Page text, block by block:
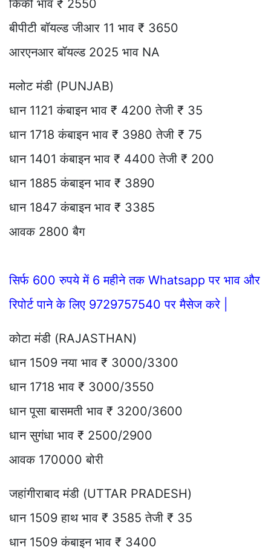
किंकी भाव ₹ 2550
बीपीटी बॉयल्ड जीआर 11 भाव ₹ 3650
आरएनआर बॉयल्ड 2025 भाव NA
मलोट मंडी (PUNJAB)
धान 1121 कंबाइन भाव ₹ 4200 तेजी ₹ 35
धान 1718 कंबाइन भाव ₹ 3980 तेजी ₹ 75
धान 1401 कंबाइन भाव ₹ 4400 तेजी ₹ 200
धान 1885 कंबाइन भाव ₹ 3890
धान 1847 कंबाइन भाव ₹ 3385
आवक 2800 बैग
सिर्फ 600 रुपये में 6 महीने तक Whatsapp पर भाव और
रिपोर्ट पाने के लिए 9729757540 पर मैसेज करे |
कोटा मंडी (RAJASTHAN)
धान 1509 नया भाव ₹ 3000/3300
धान 1718 भाव ₹ 3000/3550
धान पूसा बासमती भाव ₹ 3200/3600
धान सुगंधा भाव ₹ 2500/2900
आवक 170000 बोरी
जहांगीराबाद मंडी (UTTAR PRADESH)
धान 1509 हाथ भाव ₹ 3585 तेजी ₹ 35
धान 1509 कंबाइन भाव ₹ 3400